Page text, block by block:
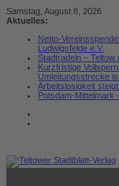
Zum
Inhalt
Samstag, August 8, 2026
Aktuelles:
Netto-
Ludwigsfelde e.V.
Stadtradeln – Teltow
Kurzfristige
Umleitungsstrecke
Arbeitslosigkeit
Potsdam-Mittelmark